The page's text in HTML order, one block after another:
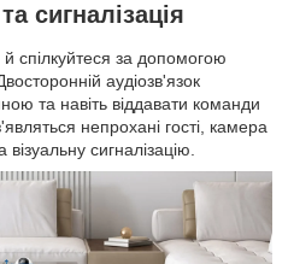
сигналізація
й спілкуйтеся за допомогою
аудіозв'язок
та навіть віддавати команди
непрохані гості, камера
сигналізацію.